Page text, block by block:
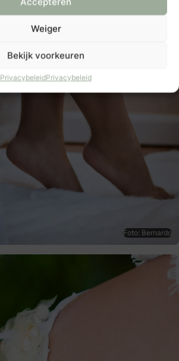
Weiger
Bekijk voorkeuren
PrivacybeleidPrivacybeleid
Foto: Bernardo